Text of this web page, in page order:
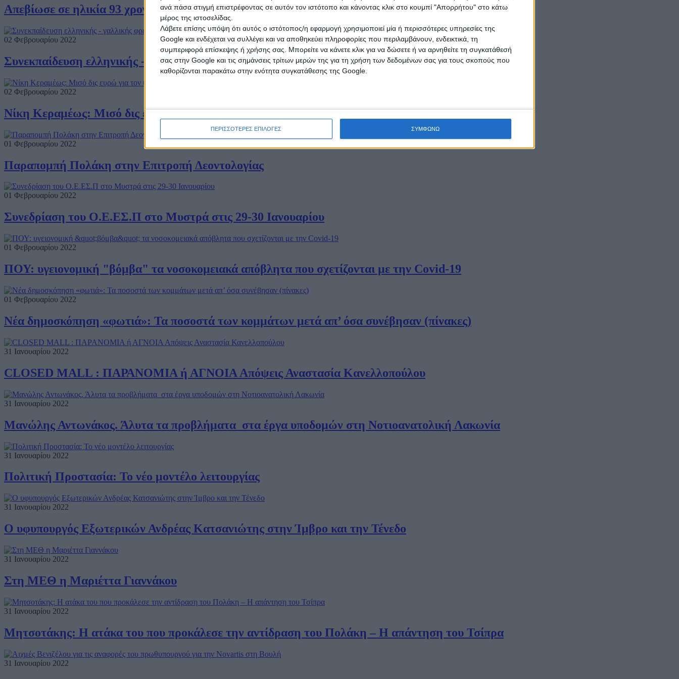
ανά πάσα στιγμή επιστρέφοντας σε αυτόν τον ιστότοπο και κάνοντας κλικ στο κουμπί "Απορρήτου" στο κάτω
μέρος της ιστοσελίδας.
Λάβετε επίσης υπόψη ότι αυτός ο ιστότοπος/η εφαρμογή χρησιμοποιεί μία ή περισσότερες υπηρεσίες της
Google και ενδέχεται να συλλέγει και να αποθηκεύει πληροφορίες που περιλαμβάνουν, ενδεικτικά, τη
συμπεριφορά επίσκεψης ή χρήσης σας. Μπορείτε να κάνετε κλικ για να δώσετε ή να αρνηθείτε τη συγκατάθεσή
σας στην Google και τις σημάνσεις τρίτων μερών της για τη χρήση των δεδομένων σας για τους σκοπούς που
καθορίζονται παρακάτω στην ενότητα συγκατάθεσης της Google.
ΠΕΡΙΣΣΟΤΕΡΕΣ ΕΠΙΛΟΓΕΣ ΣΥΜΦΩΝΩ
Απεβίωσε σε ηλικία 93 χρονών ο Χρήστος Σαρτζετάκης
02 Φεβρουαρίου 2022
Συνεκπαίδευση ελληνικής - γαλλικής φρεγάτας στο Μυρτώο Πέλαγος
02 Φεβρουαρίου 2022
Νίκη Κεραμέως: Μισό δις ευρώ για τον ψηφιακό μετασχηματισμό της εκπαίδευσης
01 Φεβρουαρίου 2022
Παραπομπή Πολάκη στην Επιτροπή Δεοντολογίας
01 Φεβρουαρίου 2022
Συνεδρίαση του Ο.Ε.ΕΣ.Π στο Μυστρά στις 29-30 Ιανουαρίου
01 Φεβρουαρίου 2022
ΠΟΥ: υγειονομική "βόμβα" τα νοσοκομειακά απόβλητα που σχετίζονται με την Covid-19
01 Φεβρουαρίου 2022
Νέα δημοσκόπηση «φωτιά»: Τα ποσοστά των κομμάτων μετά απ’ όσα συνέβησαν (πίνακες)
31 Ιανουαρίου 2022
CLOSED MALL : ΠΑΡΑΝΟΜΙΑ ή ΑΓΝΟΙΑ Απόψεις Αναστασία Κανελλοπούλου
31 Ιανουαρίου 2022
Μανώλης Αντωνάκος. Άλυτα τα προβλήματα στα έργα υποδομών στη Νοτιοανατολική Λακωνία
31 Ιανουαρίου 2022
Πολιτική Προστασία: Το νέο μοντέλο λειτουργίας
31 Ιανουαρίου 2022
Ο υφυπουργός Εξωτερικών Ανδρέας Κατσανιώτης στην Ίμβρο και την Τένεδο
31 Ιανουαρίου 2022
Στη ΜΕΘ η Μαριέττα Γιαννάκου
31 Ιανουαρίου 2022
Μητσοτάκης: Η ατάκα του που προκάλεσε την αντίδραση του Πολάκη – Η απάντηση του Τσίπρα
31 Ιανουαρίου 2022